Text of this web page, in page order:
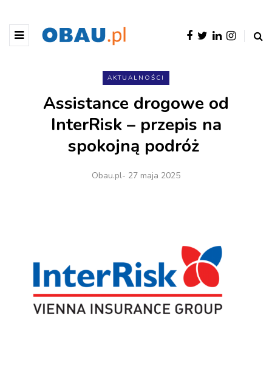
AKTUALNOŚCI
Assistance drogowe od
InterRisk – przepis na
spokojną podróż
Obau.pl- 27 maja 2025